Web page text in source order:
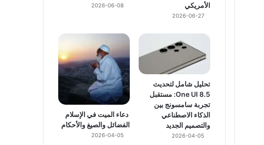
الأمريكي
2026-06-27
2026-06-08
تحليل شامل لتحديث
One UI 8.5: مستقبل
تجربة سامسونج بين
الذكاء الاصطناعي
والتصميم الجديد
2026-04-05
دعاء الميت في الإسلام
الفضائل والصيغ والأحكام
2026-04-05